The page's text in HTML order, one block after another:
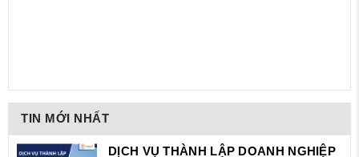
TIN MỚI NHẤT
DỊCH VỤ THÀNH LẬP DOANH NGHIỆP